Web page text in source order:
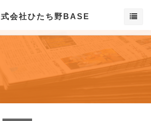
会社ひたち野BASE